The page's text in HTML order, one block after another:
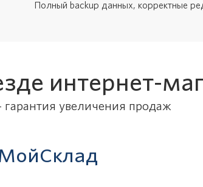
Полный backup данных, корректные
интернет-
гарантия увеличения продаж